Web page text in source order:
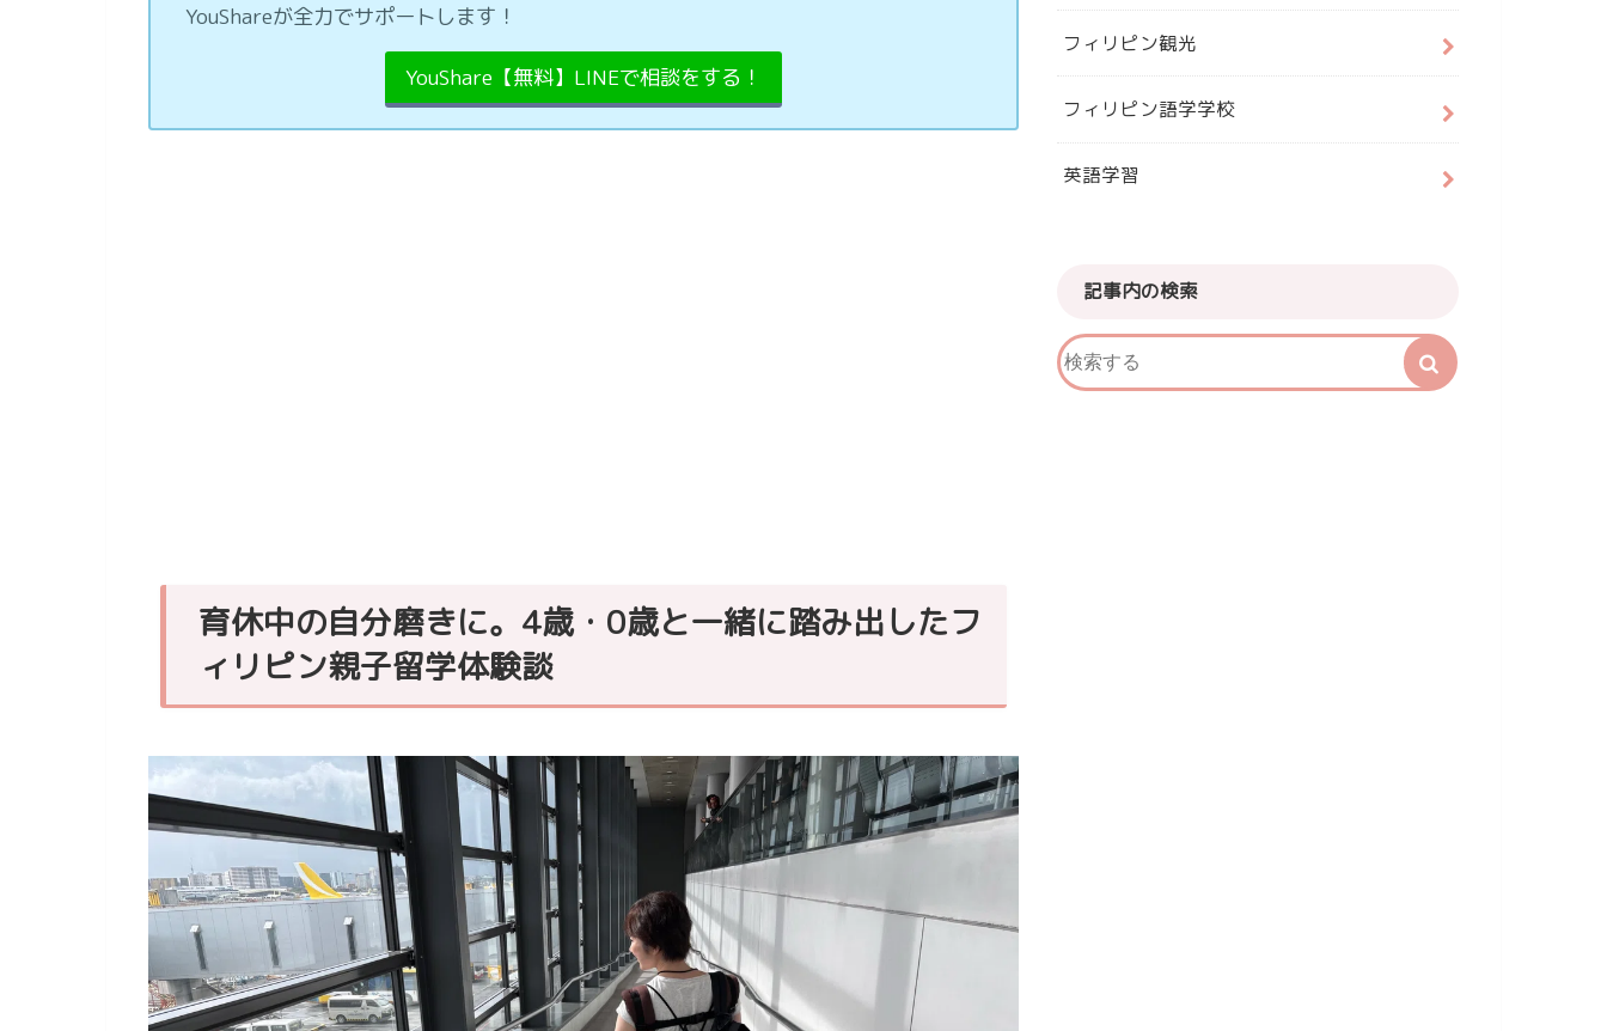
YouShareが全力でサポートします！
YouShare【無料】LINEで相談をする！
育休中の自分磨きに。4歳・0歳と一緒に踏み出したフ
ィリピン親子留学体験談
フィリピン観光
フィリピン語学学校
英語学習
記事内の検索